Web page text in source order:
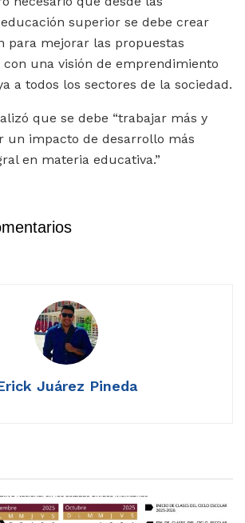
superior se debe crear
para mejorar las propuestas
con una visión de emprendimiento
a todos los sectores de la sociedad.
que se debe “trabajar más y
un impacto de desarrollo más
en materia educativa.”
Juárez Pineda